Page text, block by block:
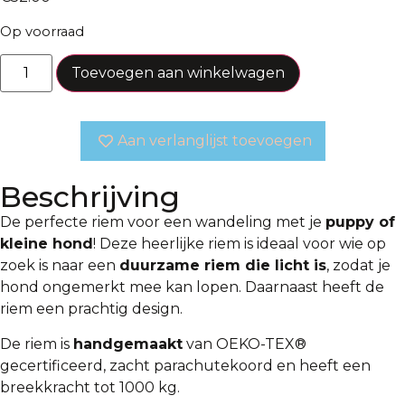
Op voorraad
Toevoegen aan winkelwagen
Aan verlanglijst toevoegen
Beschrijving
De perfecte riem voor een wandeling met je puppy of
kleine hond ! Deze heerlijke riem is ideaal voor wie op
zoek is naar een duurzame riem die licht is, zodat je
hond ongemerkt mee kan lopen. Daarnaast heeft de
riem een prachtig design.
De riem is handgemaakt van OEKO-TEX®
gecertificeerd, zacht parachutekoord en heeft een
breekkracht tot 1000 kg.